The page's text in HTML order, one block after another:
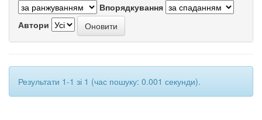
Впорядкування
Автори
Результати 1-1 зі 1 (час пошуку: 0.001 секунди).